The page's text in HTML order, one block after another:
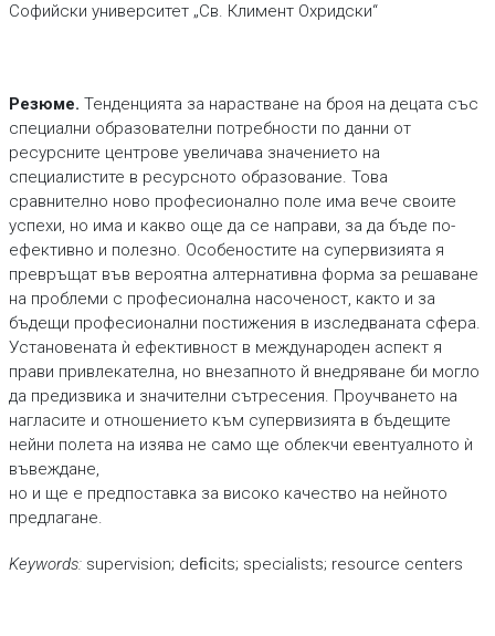
Софийски университет „Св. Климент Охридски“
Резюме. Тенденцията за нарастване на броя на децата със
специални образователни потребности по данни от
ресурсните центрове увеличава значението на
специалистите в ресурсното образование. Това
сравнително ново професионално поле има вече своите
успехи, но има и какво още да се направи, за да бъде по-
ефективно и полезно. Особеностите на супервизията я
превръщат във вероятна алтернативна форма за решаване
на проблеми с професионална насоченост, както и за
бъдещи професионални постижения в изследваната сфера.
Установената ѝ ефективност в международен аспект я
прави привлекателна, но внезапното й внедряване би могло
да предизвика и значителни сътресения. Проучването на
нагласите и отношението към супервизията в бъдещите
нейни полета на изява не само ще облекчи евентуалното ѝ
въвеждане,
но и ще е предпоставка за високо качество на нейното
предлагане.
Keywords:supervision; deﬁcits; specialists; resource centers